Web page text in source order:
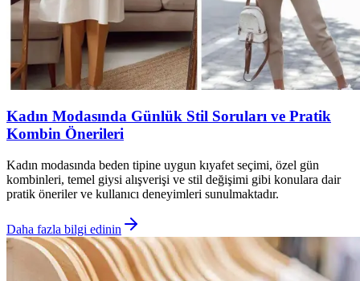
Kadın Modasında Günlük Stil Soruları ve Pratik
Kombin Önerileri
Kadın modasında beden tipine uygun kıyafet seçimi, özel gün
kombinleri, temel giysi alışverişi ve stil değişimi gibi konulara dair
pratik öneriler ve kullanıcı deneyimleri sunulmaktadır.
Daha fazla bilgi edinin